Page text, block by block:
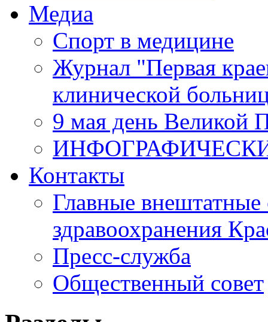
Медиа
Спорт в медицине
Журнал "Первая
клинической
9 мая день Великой
Контакты
Главные внештатные
здравоохранения
Пресс-служба
Общественный совет